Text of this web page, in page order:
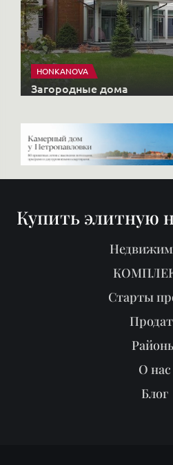
HONKANOVA
Загородные дома
Купить элитную
Старты
О нас
Блог